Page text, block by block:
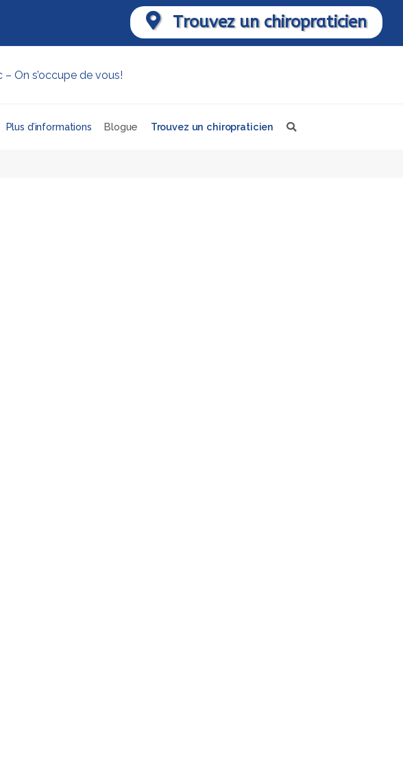
Trouvez un chiropraticien
Plus d’informations Blogue Trouvez un chiropraticien